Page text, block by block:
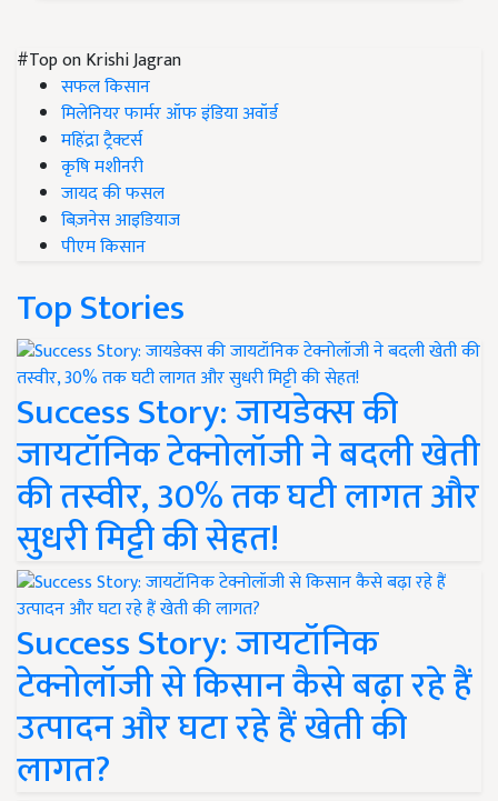
#Top on Krishi Jagran
सफल किसान
मिलेनियर फार्मर ऑफ इंडिया अवॉर्ड
महिंद्रा ट्रैक्टर्स
कृषि मशीनरी
जायद की फसल
बिज़नेस आइडियाज
पीएम किसान
Top Stories
Success Story: जायडेक्स की
जायटॉनिक टेक्नोलॉजी ने बदली खेती
की तस्वीर, 30% तक घटी लागत और
सुधरी मिट्टी की सेहत!
Success Story: जायटॉनिक
टेक्नोलॉजी से किसान कैसे बढ़ा रहे हैं
उत्पादन और घटा रहे हैं खेती की
लागत?